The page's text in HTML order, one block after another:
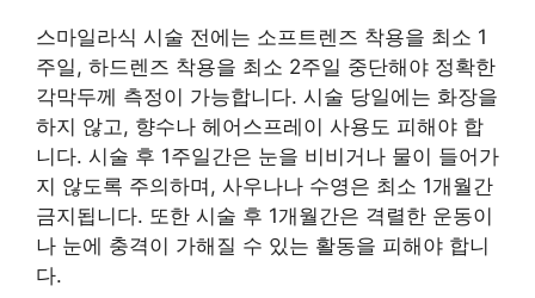
스마일라식 시술 전에는 소프트렌즈 착용을 최소 1
주일, 하드렌즈 착용을 최소 2주일 중단해야 정확한
각막두께 측정이 가능합니다. 시술 당일에는 화장을
하지 않고, 향수나 헤어스프레이 사용도 피해야 합
니다. 시술 후 1주일간은 눈을 비비거나 물이 들어가
지 않도록 주의하며, 사우나나 수영은 최소 1개월간
금지됩니다. 또한 시술 후 1개월간은 격렬한 운동이
나 눈에 충격이 가해질 수 있는 활동을 피해야 합니
다.